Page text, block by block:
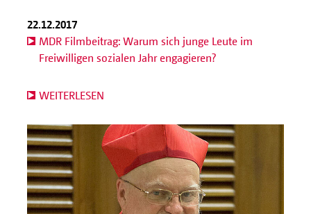
22.12.2017
MDR Filmbeitrag: Warum sich junge Leute im
Freiwilligen sozialen Jahr engagieren?
WEITERLESEN